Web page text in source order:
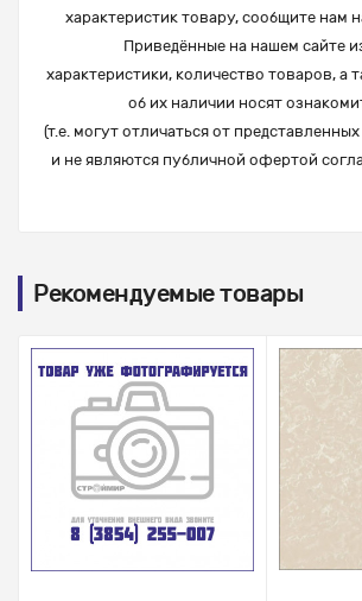
характеристик товару, сообщите нам
Приведённые на нашем сайте
характеристики, количество товаров, а
об их наличии носят
(т.е. могут отличаться от
и не являются публичной офертой
Рекомендуемые товары